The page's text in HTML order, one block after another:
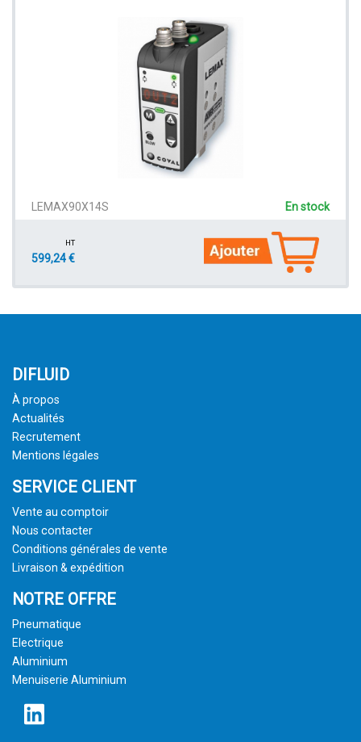
LEMAX90X14S En stock
HT
599,24 €
DIFLUID
À propos
Actualités
Recrutement
Mentions légales
SERVICE CLIENT
Vente au comptoir
Nous contacter
Conditions générales de vente
Livraison & expédition
NOTRE OFFRE
Pneumatique
Electrique
Aluminium
Menuiserie Aluminium